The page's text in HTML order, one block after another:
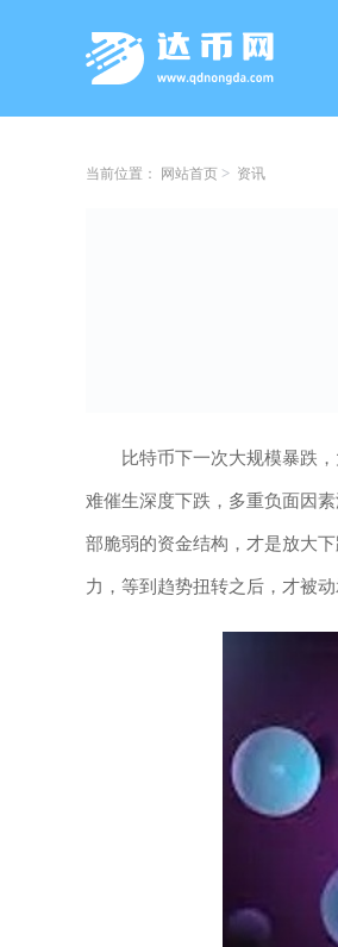
当前位置： 网站首页 资讯
比特币下一次大规模暴跌
难催生深度下跌，多重负面因
部脆弱的资金结构，才是放大
力，等到趋势扭转之后，才被